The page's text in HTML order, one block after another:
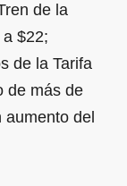
de la
$22;
de la Tarifa
de más de
del